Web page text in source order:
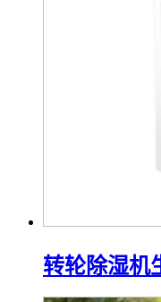
转轮除湿机